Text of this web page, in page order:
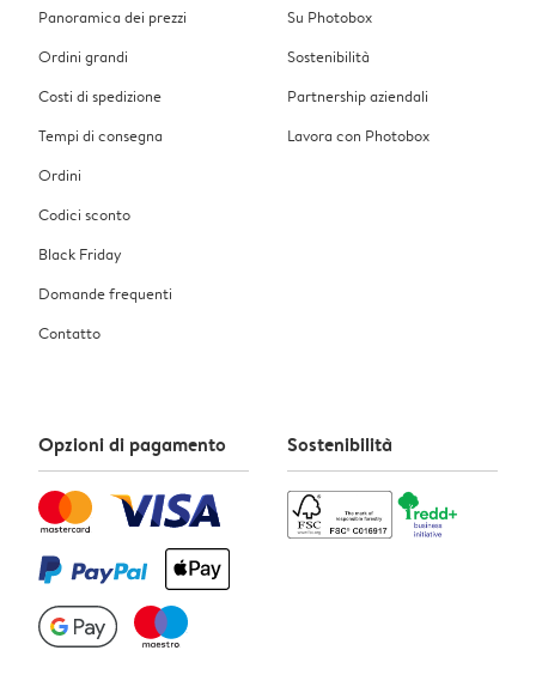
Panoramica dei prezzi
Ordini grandi
Costi di spedizione
Tempi di consegna
Ordini
Codici sconto
Black Friday
Domande frequenti
Contatto
Su Photobox
Sostenibilità
Partnership aziendali
Lavora con Photobox
Opzioni di pagamento Sostenibilità